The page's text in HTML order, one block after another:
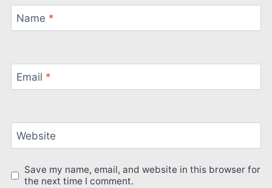
Name *
Email *
Website
Save my name, email, and website in this browser for
the next time I comment.